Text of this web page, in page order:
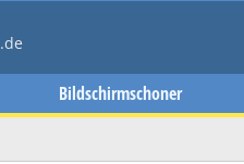
.de
Bildschirmschoner